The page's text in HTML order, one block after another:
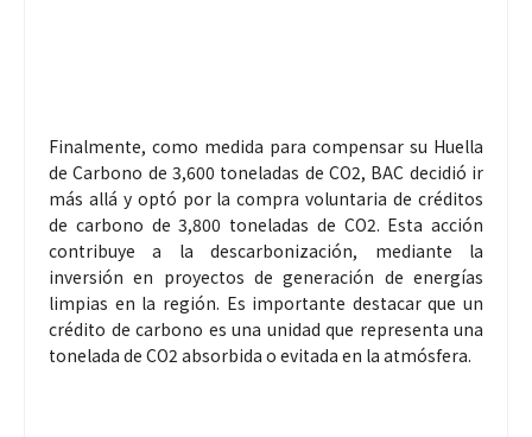
Finalmente, como medida para compensar su Huella
de Carbono de 3,600 toneladas de CO2, BAC decidió ir
más allá y optó por la compra voluntaria de créditos
de carbono de 3,800 toneladas de CO2. Esta acción
contribuye a la descarbonización, mediante la
inversión en proyectos de generación de energías
limpias en la región. Es importante destacar que un
crédito de carbono es una unidad que representa una
tonelada de CO2 absorbida o evitada en la atmósfera.